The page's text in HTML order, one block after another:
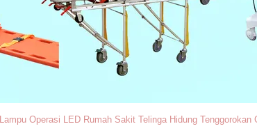
Lampu Operasi LED Rumah Sakit Telinga Hidung